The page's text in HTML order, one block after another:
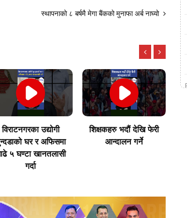
स्थापनाको ८ बर्षमै मेगा बैंकको मुनाफा अर्ब नाघ्यो
शिक्षकहरु भदौं देखि फेरी
आन्दालन गर्ने
अर्जेन्टिना सेमिफाइनलमा !!
|| Argentina || FIFA